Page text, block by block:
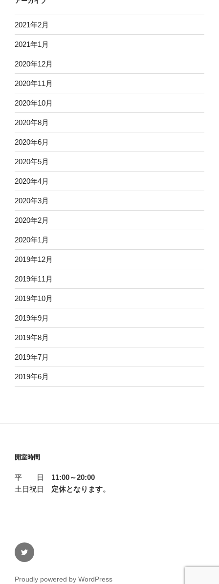
2021年2月
2021年1月
2020年12月
2020年11月
2020年10月
2020年8月
2020年6月
2020年5月
2020年4月
2020年3月
2020年2月
2020年1月
2019年12月
2019年11月
2019年10月
2019年9月
2019年8月
2019年7月
2019年6月
開室時間
平 日 11:00～20:00
土日祝日 定休となります。
twitter
Proudly powered by WordPress